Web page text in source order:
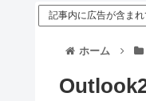
記事内に広告が含まれ
ホーム